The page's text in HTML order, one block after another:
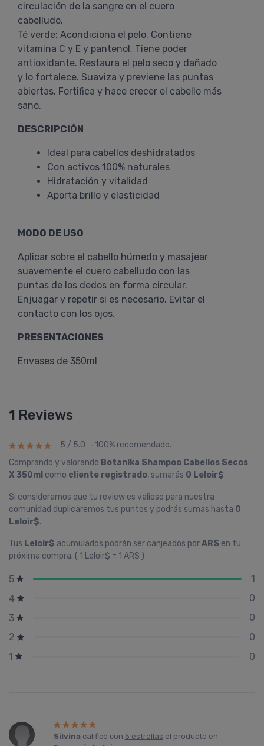
circulación de la sangre en el cuero
cabelludo.
Té verde: Acondiciona el pelo. Contiene
vitamina C y E y pantenol. Tiene poder
antioxidante. Restaura el pelo seco y dañado
y lo fortalece. Suaviza y previene las puntas
abiertas. Fortifica y hace crecer el cabello más
sano.
DESCRIPCIÓN
Ideal para cabellos deshidratados
Con activos 100% naturales
Hidratación y vitalidad
Aporta brillo y elasticidad
MODO DE USO
Aplicar sobre el cabello húmedo y masajear
suavemente el cuero cabelludo con las
puntas de los dedos en forma circular.
Enjuagar y repetir si es necesario. Evitar el
contacto con los ojos.
PRESENTACIONES
Envases de 350ml
1 Reviews
5 / 5.0 - 100% recomendado.
Comprando y valorando Botanika Shampoo Cabellos Secos
X 350ml como cliente registrado, sumarás 0 Leloir$
Si consideramos que tu review es valioso para nuestra
comunidad duplicaremos tus puntos y podrás sumas hasta 0
Leloir$.
Tus Leloir$ acumulados podrán ser canjeados porARS en tu
próxima compra. ( 1 Leloir$ = 1 ARS )
5
1
4
0
3
0
2
0
1
0
Silvina calificó con 5 estrellas el producto en